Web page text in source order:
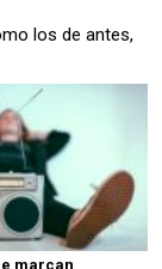
los de antes,
marcan